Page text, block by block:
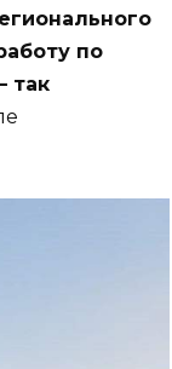
по
так